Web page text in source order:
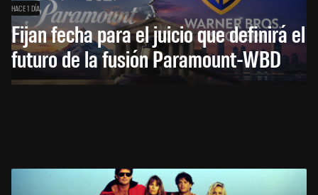
HACE 1 DÍA
Fijan fecha para el juicio que definirá el
futuro de la fusión Paramount-WBD